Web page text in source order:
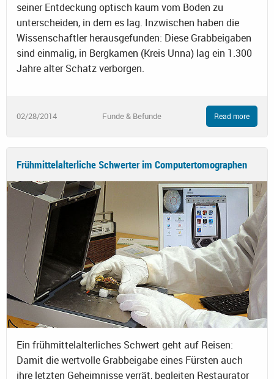
seiner Entdeckung optisch kaum vom Boden zu
unterscheiden, in dem es lag. Inzwischen haben die
Wissenschaftler herausgefunden: Diese Grabbeigaben
sind einmalig, in Bergkamen (Kreis Unna) lag ein 1.300
Jahre alter Schatz verborgen.
02/28/2014 Funde & Befunde Read more
Frühmittelalterliche Schwerter im Computertomographen
Ein frühmittelalterliches Schwert geht auf Reisen:
Damit die wertvolle Grabbeigabe eines Fürsten auch
ihre letzten Geheimnisse verrät, begleiten Restaurator